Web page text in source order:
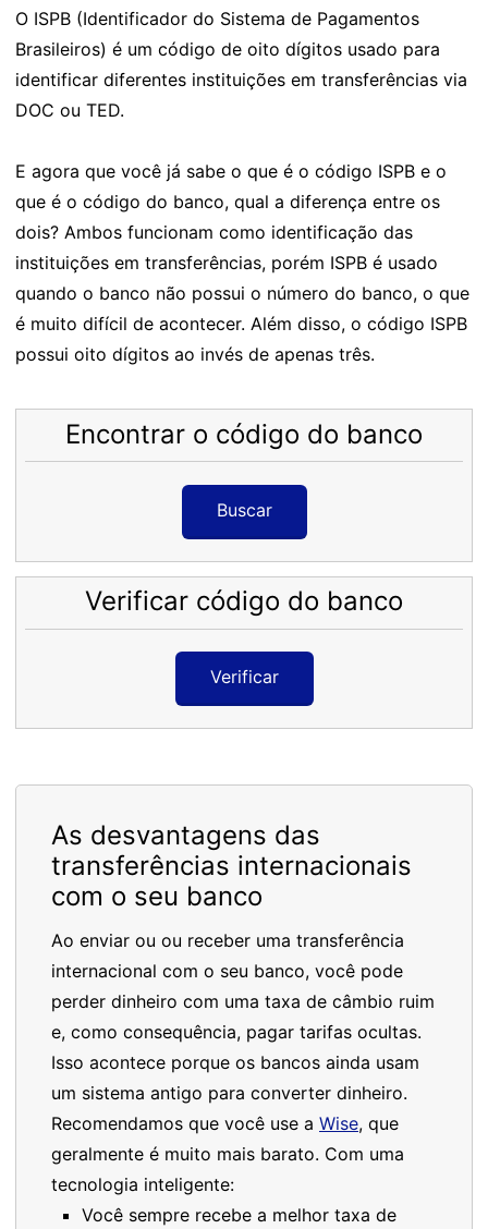
O ISPB (Identificador do Sistema de Pagamentos
Brasileiros) é um código de oito dígitos usado para
identificar diferentes instituições em transferências via
DOC ou TED.
E agora que você já sabe o que é o código ISPB e o
que é o código do banco, qual a diferença entre os
dois? Ambos funcionam como identificação das
instituições em transferências, porém ISPB é usado
quando o banco não possui o número do banco, o que
é muito difícil de acontecer. Além disso, o código ISPB
possui oito dígitos ao invés de apenas três.
Encontrar o código do banco
Buscar
Verificar código do banco
Verificar
As desvantagens das
transferências internacionais
com o seu banco
Ao enviar ou ou receber uma transferência
internacional com o seu banco, você pode
perder dinheiro com uma taxa de câmbio ruim
e, como consequência, pagar tarifas ocultas.
Isso acontece porque os bancos ainda usam
um sistema antigo para converter dinheiro.
Recomendamos que você use a Wise, que
geralmente é muito mais barato. Com uma
tecnologia inteligente:
Você sempre recebe a melhor taxa de